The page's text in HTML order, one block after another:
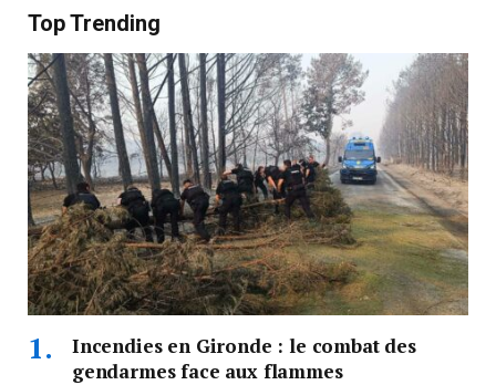
Top Trending
Incendies en Gironde : le combat des
gendarmes face aux flammes